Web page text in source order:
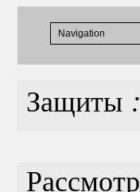
Защиты